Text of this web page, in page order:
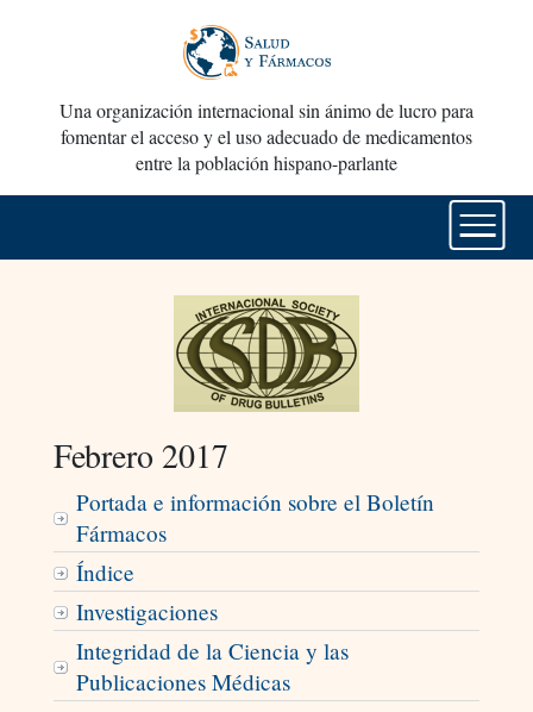
Una organización internacional sin ánimo de lucro para
fomentar el acceso y el uso adecuado de medicamentos
entre la población hispano-parlante
Febrero 2017
Portada e información sobre el Boletín
Fármacos
Índice
Investigaciones
Integridad de la Ciencia y las
Publicaciones Médicas